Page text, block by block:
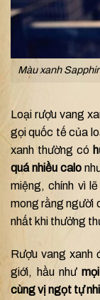
Màu xanh
Loại rượu vang
gọi quốc tế của
xanh thường có
quá nhiều calo
miệng, chính vì
mong rằng người
nhất khi thưởng
Rượu vang xanh
giới, hầu nhưmọi
cùng vị ngọt tự